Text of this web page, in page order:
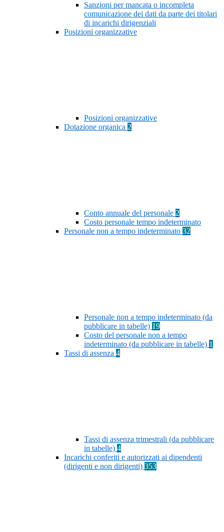
Sanzioni per mancata o incompleta
comunicazione dei dati da parte dei titolari
di incarichi dirigenziali
Posizioni organizzative
Posizioni organizzative
Dotazione organica 2
Conto annuale del personale 2
Costo personale tempo indeterminato
Personale non a tempo indeterminato 32
Personale non a tempo indeterminato (da
pubblicare in tabelle) 19
Costo del personale non a tempo
indeterminato (da pubblicare in tabelle) 1
Tassi di assenza 4
Tassi di assenza trimestrali (da pubblicare
in tabelle) 4
Incarichi conferiti e autorizzati ai dipendenti
(dirigenti e non dirigenti) 353